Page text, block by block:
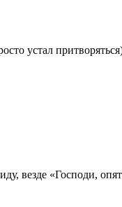
устал
везде «Господи,